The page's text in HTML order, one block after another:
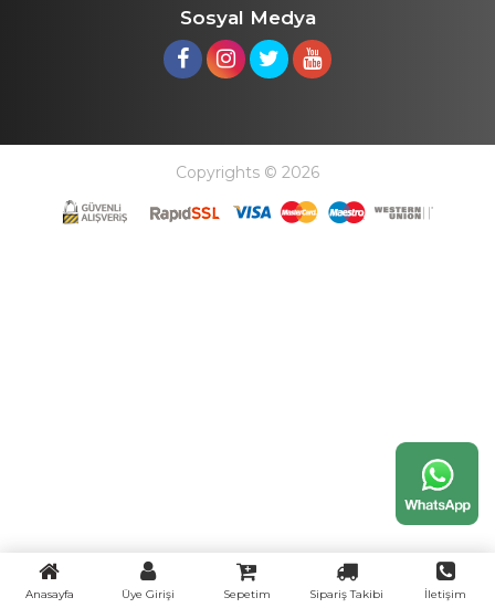
Sosyal Medya
Copyrights © 2026
Anasayfa Üye Girişi Sepetim Sipariş Takibi İletişim